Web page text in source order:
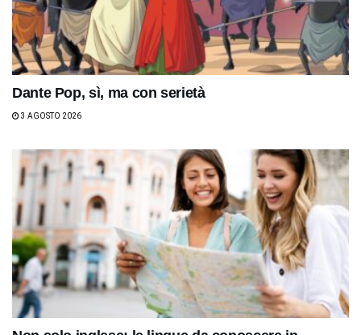
Dante Pop, sì, ma con serietà
3 AGOSTO 2026